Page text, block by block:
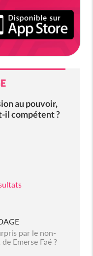
au pouvoir,
il compétent ?
par le non-
Emerse Faé ?